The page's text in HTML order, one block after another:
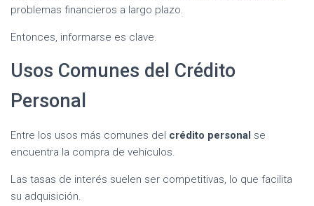
problemas financieros a largo plazo.
Entonces, informarse es clave.
Usos Comunes del Crédito
Personal
Entre los usos más comunes del crédito personal se
encuentra la compra de vehículos.
Las tasas de interés suelen ser competitivas, lo que facilita
su adquisición.